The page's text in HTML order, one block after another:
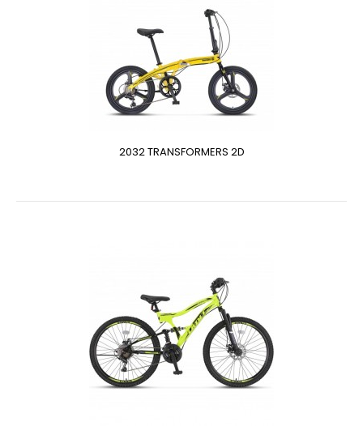
2032 TRANSFORMERS 2D